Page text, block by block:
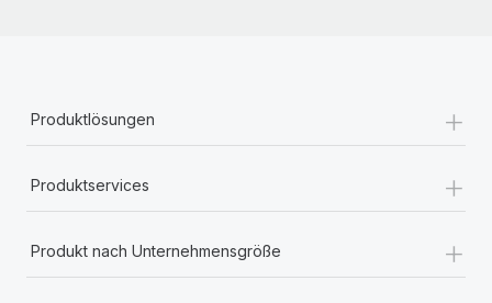
Produktlösungen +
Produktservices +
Produkt nach Unternehmensgröße +